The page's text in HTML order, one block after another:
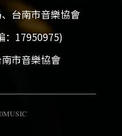
台南市音樂協會
：17950975)
市音樂協會